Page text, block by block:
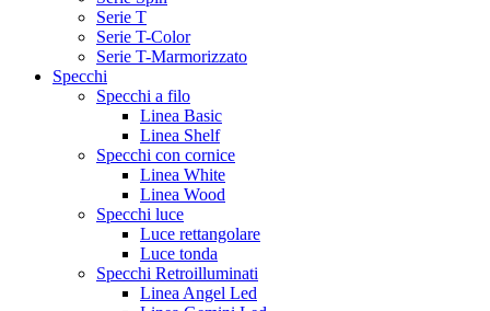
Serie T
Serie T-Color
Serie T-Marmorizzato
Specchi
Specchi a filo
Linea Basic
Linea Shelf
Specchi con cornice
Linea White
Linea Wood
Specchi luce
Luce rettangolare
Luce tonda
Specchi Retroilluminati
Linea Angel Led